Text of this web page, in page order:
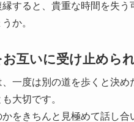
すると、貴重な時間を失
か。
互いに受け止めら
一度は別の道を歩くと決
大切です。
をきちんと見極めて話し